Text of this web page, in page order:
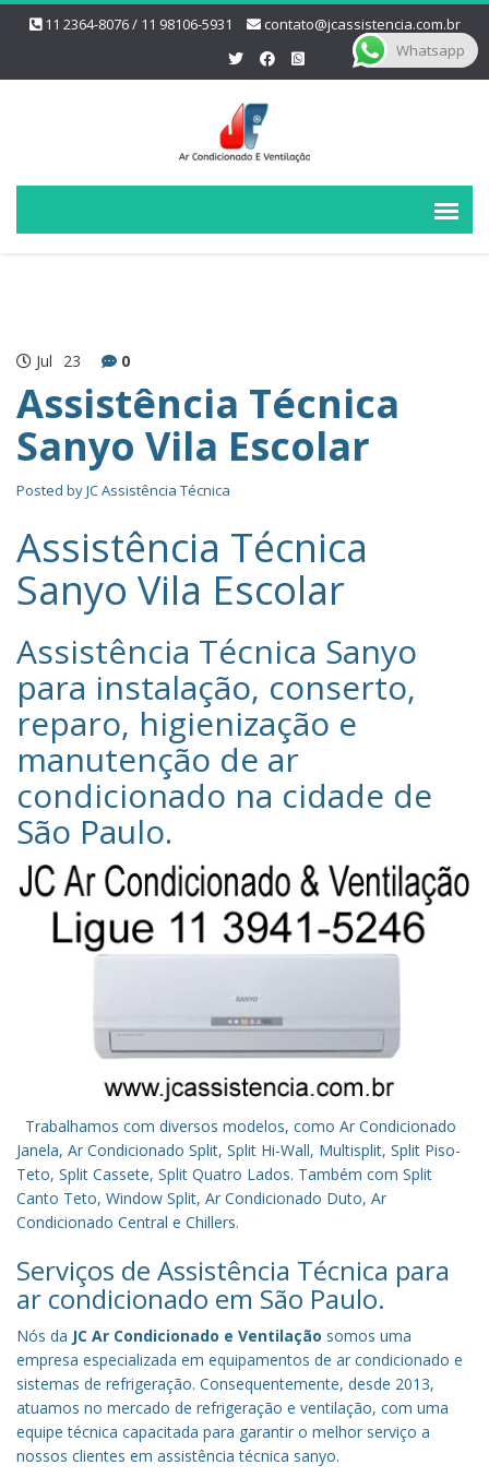
11 2364-8076 / 11 98106-5931 contato@jcassistencia.com.br
Jul 23 0
Assistência Técnica
Sanyo Vila Escolar
Posted byJC Assistência Técnica
Assistência Técnica
Sanyo Vila Escolar
Assistência Técnica Sanyo‎
para instalação, conserto,
reparo, higienização e
manutenção de ar
condicionado na cidade de
São Paulo.
Trabalhamos com diversos modelos, como Ar Condicionado
Janela, Ar Condicionado Split, Split Hi-Wall, Multisplit, Split Piso-
Teto, Split Cassete, Split Quatro Lados. Também com Split
Canto Teto, Window Split, Ar Condicionado Duto, Ar
Condicionado Central e Chillers.
Serviços de Assistência Técnica para
ar condicionado em São Paulo.
Nós da JC Ar Condicionado e Ventilação somos uma
empresa especializada em equipamentos de ar condicionado e
sistemas de refrigeração. Consequentemente, desde 2013,
atuamos no mercado de refrigeração e ventilação, com uma
equipe técnica capacitada para garantir o melhor serviço a
nossos clientes em assistência técnica sanyo.
Whatsapp